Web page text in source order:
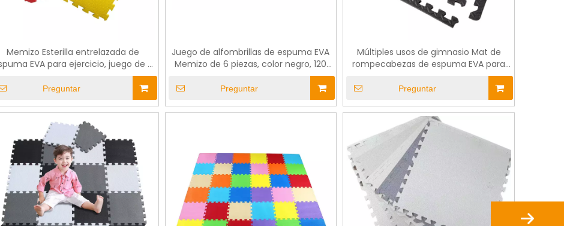
Memizo Esterilla entrelazada de
EVA para ejercicio, juego de 8
alfombrillas de colores para el suelo,
100cm x 200cm
Preguntar
Juego de alfombrillas de espuma EVA
Memizo de 6 piezas, color negro, 120
Preguntar
Múltiples usos de gimnasio Mat de
rompecabezas de espuma EVA para
Preguntar